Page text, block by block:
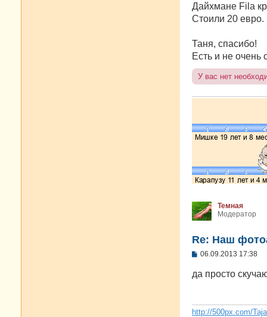
и
е
Дайхмане Fila
Стоили 20 евро.
Таня, спасибо!
Есть и не очень
У вас нет
Темная
Модератор
Re: Наш
С
б
н
и
06.09.2013 17:38
да просто
http://500px.com/